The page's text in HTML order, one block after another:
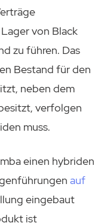
von Black
zu führen. Das
Bestand für den
neben dem
verfolgen
muss.
einen hybriden
auf
eingebaut
ist